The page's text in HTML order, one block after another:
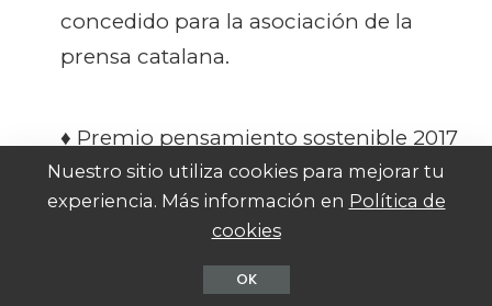
concedido para la asociación de la
prensa catalana.
♦ Premio pensamiento sostenible 2017
de la revista “Anoche tuve un sueño”
Nuestro sitio utiliza cookies para mejorar tu
experiencia. Más información en Política de
cookies
OK